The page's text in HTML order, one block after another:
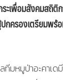
ะเพื่อมสังคมสถิ
ครองเตรียมพร้อ
มหมูป่าอะคาเด